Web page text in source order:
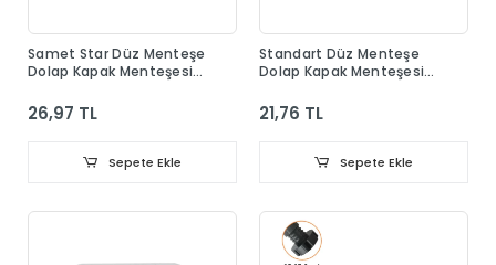
Samet Star Düz Menteşe
Dolap Kapak Menteşesi
26,97 TL
Sepete Ekle
Standart Düz Menteşe
Dolap Kapak Menteşesi
21,76 TL
Sepete Ekle